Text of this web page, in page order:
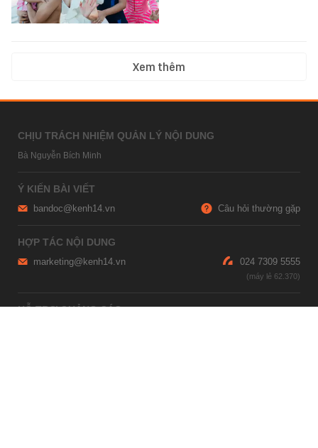
Xem thêm
CHỊU TRÁCH NHIỆM QUẢN LÝ NỘI DUNG
Bà Nguyễn Bích Minh
Ý KIẾN BÀI VIẾT
bandoc@kenh14.vn Câu hỏi thường gặp
HỢP TÁC NỘI DUNG
marketing@kenh14.vn 024 7309 5555
HỖ TRỢ QUẢNG CÁO